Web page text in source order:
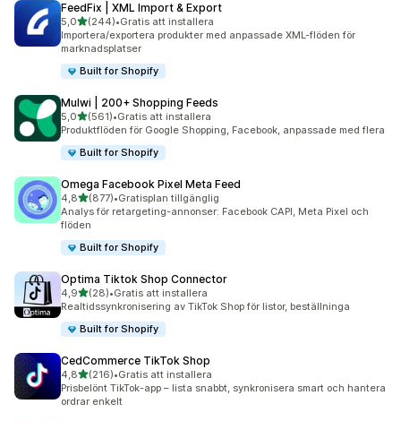
FeedFix | XML Import & Export
5,0av 5 stjärnor
(244)
244 recensioner totalt
•Gratis att installera
Importera/exportera produkter med anpassade XML-flöden för
marknadsplatser
Built for Shopify
Mulwi | 200+ Shopping Feeds
5,0av 5 stjärnor
(561)
561 recensioner totalt
•Gratis att installera
Produktflöden för Google Shopping, Facebook, anpassade med flera
Built for Shopify
Omega Facebook Pixel Meta Feed
4,8av 5 stjärnor
(877)
877 recensioner totalt
•Gratisplan tillgänglig
Analys för retargeting-annonser: Facebook CAPI, Meta Pixel och
flöden
Built for Shopify
Optima Tiktok Shop Connector
4,9av 5 stjärnor
(28)
28 recensioner totalt
•Gratis att installera
Realtidssynkronisering av TikTok Shop för listor, beställninga
Built for Shopify
CedCommerce TikTok Shop
4,8av 5 stjärnor
(216)
216 recensioner totalt
•Gratis att installera
Prisbelönt TikTok-app – lista snabbt, synkronisera smart och hantera
ordrar enkelt